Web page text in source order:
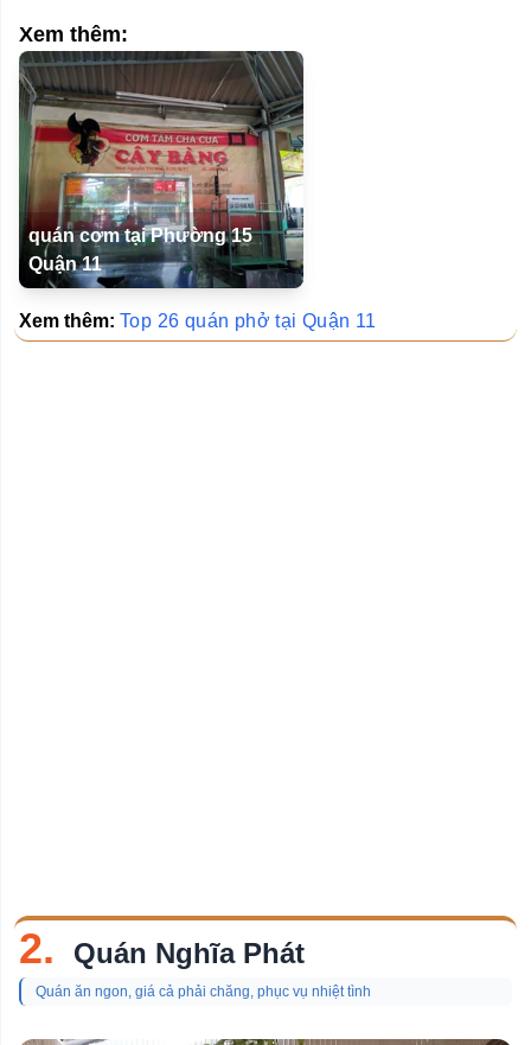
Xem thêm:
quán cơm tại Phường 15
Quận 11
Xem thêm: Top 26 quán phở tại Quận 11
2. Quán Nghĩa Phát
Quán ăn ngon, giá cả phải chăng, phục vụ nhiệt tình